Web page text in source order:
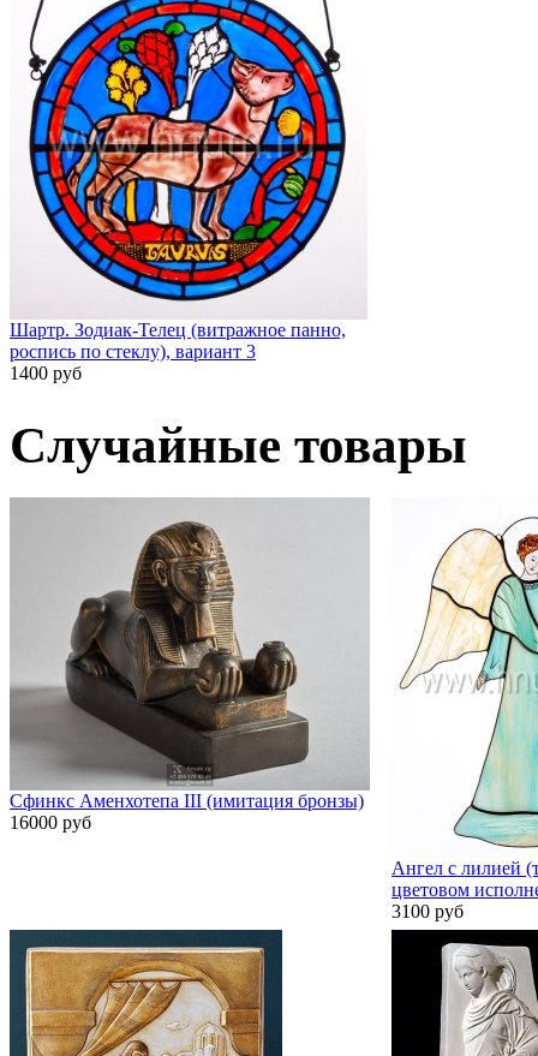
Шартр. Зодиак-Телец (витражное панно,
роспись по стеклу), вариант 3
1400 руб
Случайные товары
Сфинкс Аменхотепа III (имитация бронзы)
16000 руб
Ангел с лилией
цветовом
3100 руб